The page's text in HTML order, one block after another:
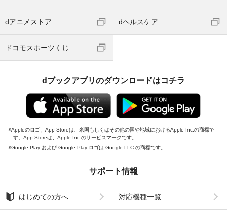
dアニメストア dヘルスケア
ドコモスポーツくじ
dブックアプリのダウンロードはコチラ
Appleのロゴ、App Storeは、米国もしくはその他の国や地域におけるApple Inc.の商標で
す。App Storeは、Apple Inc.のサービスマークです。
Google Play および Google Play ロゴは Google LLC の商標です。
サポート情報
はじめての方へ 対応機種一覧